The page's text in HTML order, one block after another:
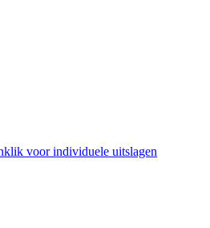
klik voor individuele uitslagen